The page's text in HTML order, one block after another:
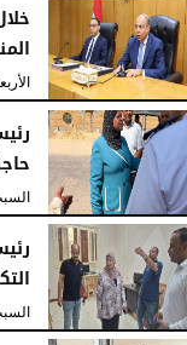
الأربعاء، 22
السبت، 18
السبت، 18